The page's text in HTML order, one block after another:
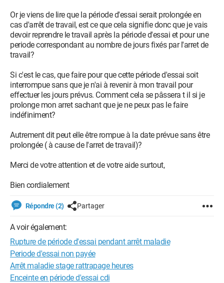
Or je viens de lire que la période d'essai serait prolongée en
cas d'arrêt de travail, est ce que cela signifie donc que je vais
devoir reprendre le travail après la période d'essai et pour une
periode correspondant au nombre de jours fixés par l'arret de
travail?
Si c'est le cas, que faire pour que cette période d'essai soit
interrompue sans que je n'ai à revenir à mon travail pour
effectuer les jours prévus. Comment cela se pâssera t il si je
prolonge mon arret sachant que je ne peux pas le faire
indéfiniment?
Autrement dit peut elle être rompue à la date prévue sans être
prolongée ( à cause de l'arret de travail)?
Merci de votre attention et de votre aide surtout,
Bien cordialement
Répondre (2) Partager
A voir également:
Rupture de période d'essai pendant arrêt maladie
Periode d'essai non payée
Arrêt maladie stage rattrapage heures
Enceinte en période d'essai cdi